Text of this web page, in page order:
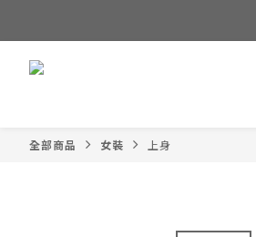
全部商品 女裝 上身